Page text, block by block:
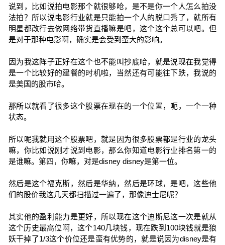
说到，比如说拍电影那个就很够呛，是不是你一个人怎么拍没
法拍？所以说电影行业就是只能拍一个人的脱口秀了，就所有
明星都改行去做网络带货直播嘛是吧，这个这个总可以吧。但
是对于那种电影啊，确实是会受到蛮大的影响。
因为我这阵子正好在这个也不能叫抄底哈，就是说现在我觉得
是一个比较好的建餐的时机啦，当然还有可能往下跌，我说的
是美国的股市哈。
那所以就看了很多这个股票在现在的一个位置，呃，一个一种
状态。
所以呢我就用这个股票吧，就是因为很多股票都是行业的龙头
嘛，你比如说刚才说到电影，那么你知道电影行业排名第一的
是谁嘛。第四，你嘛，对是disney disney是第一位。
然后是这个福克斯，然后是华纳，然后是环球，是吧，这些他
们的股价我这几天都扫描过一遍了，那像迪士尼呢？
其实他的盈利能力是更好，所以现在这个迪斯尼这一次是就从
这个历史最高位啊，这个140几块钱，现在跌到100块钱就是狼
妖干掉了1/3这个价位还是蛮有优势的，就是说因为disney是有